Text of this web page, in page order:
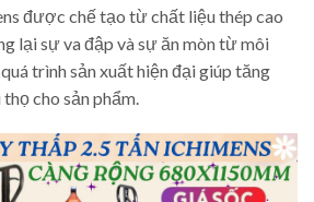
được chế tạo từ chất liệu thép cao
lại sự va đập và sự ăn mòn từ môi
trình sản xuất hiện đại giúp tăng
cho sản phẩm.